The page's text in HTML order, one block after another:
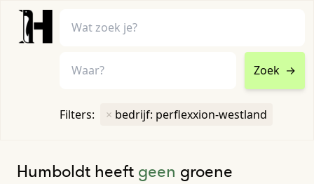
Zoek →
Filters: × bedrijf: perflexxion-westland
Humboldt heeft geen groene